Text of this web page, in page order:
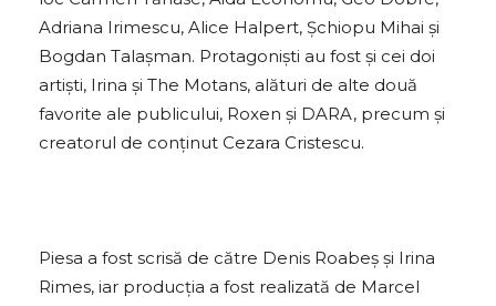
Adriana Irimescu, Alice Halpert, Șchiopu Mihai și
Bogdan Talașman. Protagoniști au fost și cei doi
artiști, Irina și The Motans, alături de alte două
favorite ale publicului, Roxen și DARA, precum și
creatorul de conținut Cezara Cristescu.
Piesa a fost scrisă de către Denis Roabeș și Irina
Rimes, iar producția a fost realizată de Marcel